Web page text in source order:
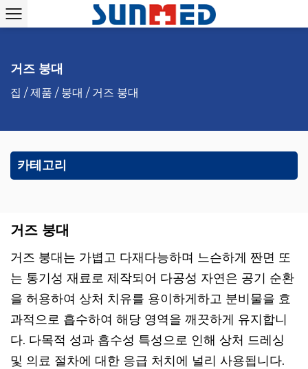
거즈 붕대
집 /제품 / 붕대 / 거즈 붕대
카테고리
거즈 붕대
거즈 붕대는 가볍고 다재다능하며 느슨하게 짠면 또
는 통기성 재료로 제작되어 다공성 자연은 공기 순환
을 허용하여 상처 치유를 용이하게하고 분비물을 효
과적으로 흡수하여 해당 영역을 깨끗하게 유지합니
다. 다목적 성과 흡수성 특성으로 인해 상처 드레싱
및 의료 절차에 대한 응급 처치에 널리 사용됩니다.